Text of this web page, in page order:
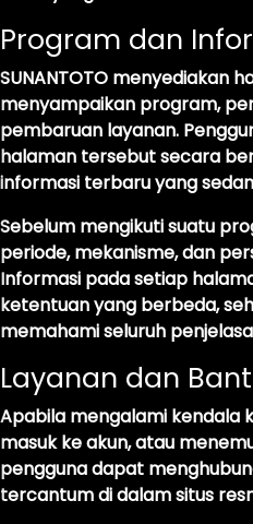
Program dan
SUNANTOTO menyediakan
menyampaikan program,
pembaruan layanan.
halaman tersebut secara
informasi terbaru yang
Sebelum mengikuti suatu
periode, mekanisme, dan
Informasi pada setiap
ketentuan yang berbeda,
memahami seluruh
Layanan dan
Apabila mengalami kendala
masuk ke akun, atau
pengguna dapat
tercantum di dalam situs